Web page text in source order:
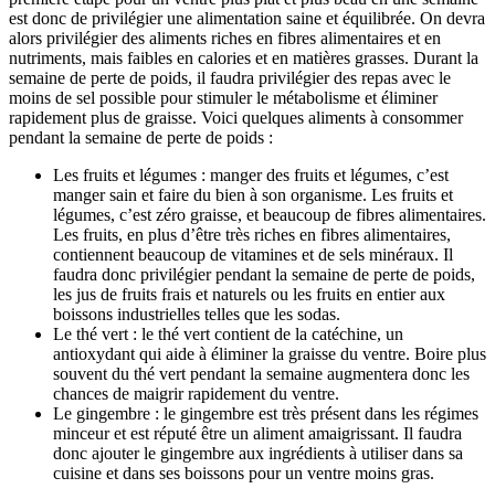
est donc de privilégier une alimentation saine et équilibrée. On devra
alors privilégier des aliments riches en fibres alimentaires et en
nutriments, mais faibles en calories et en matières grasses. Durant la
semaine de perte de poids, il faudra privilégier des repas avec le
moins de sel possible pour stimuler le métabolisme et éliminer
rapidement plus de graisse. Voici quelques aliments à consommer
pendant la semaine de perte de poids :
Les fruits et légumes : manger des fruits et légumes, c’est
manger sain et faire du bien à son organisme. Les fruits et
légumes, c’est zéro graisse, et beaucoup de fibres alimentaires.
Les fruits, en plus d’être très riches en fibres alimentaires,
contiennent beaucoup de vitamines et de sels minéraux. Il
faudra donc privilégier pendant la semaine de perte de poids,
les jus de fruits frais et naturels ou les fruits en entier aux
boissons industrielles telles que les sodas.
Le thé vert : le thé vert contient de la catéchine, un
antioxydant qui aide à éliminer la graisse du ventre. Boire plus
souvent du thé vert pendant la semaine augmentera donc les
chances de maigrir rapidement du ventre.
Le gingembre : le gingembre est très présent dans les régimes
minceur et est réputé être un aliment amaigrissant. Il faudra
donc ajouter le gingembre aux ingrédients à utiliser dans sa
cuisine et dans ses boissons pour un ventre moins gras.